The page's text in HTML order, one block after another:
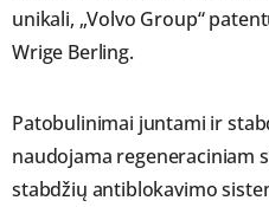
unikali, „Volvo Group“
Wrige Berling.
Patobulinimai juntami ir
naudojama regeneraciniam
stabdžių antiblokavimo